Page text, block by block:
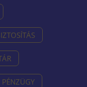
PÉNZÜGY